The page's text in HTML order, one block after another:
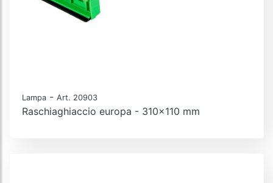
Lampa - Art. 20903
Raschiaghiaccio europa - 310x110 mm